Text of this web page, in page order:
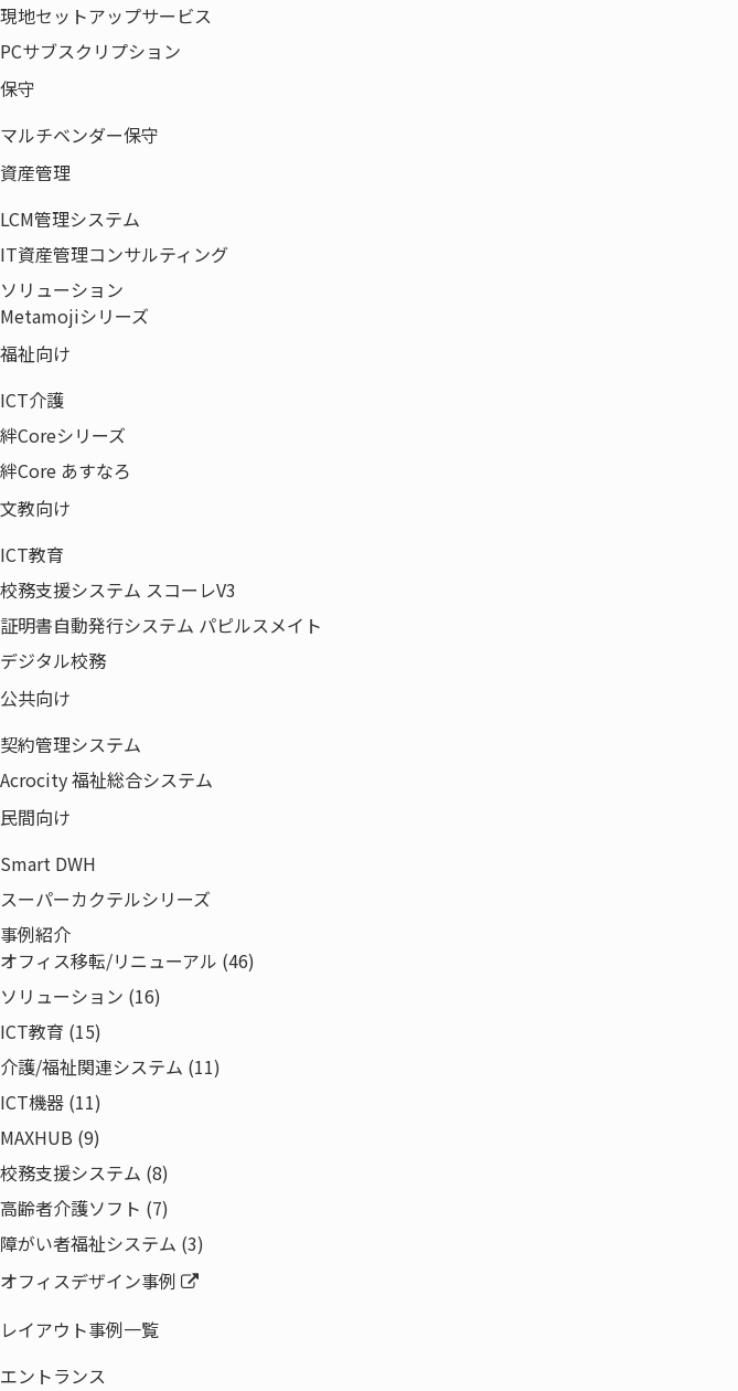
現地セットアップサービス
PCサブスクリプション
保守
マルチベンダー保守
資産管理
LCM管理システム
IT資産管理コンサルティング
ソリューション
Metamojiシリーズ
福祉向け
ICT介護
絆Coreシリーズ
絆Core あすなろ
文教向け
ICT教育
校務支援システム スコーレV3
証明書自動発行システム パピルスメイト
デジタル校務
公共向け
契約管理システム
Acrocity 福祉総合システム
民間向け
Smart DWH
スーパーカクテルシリーズ
事例紹介
オフィス移転/リニューアル (46)
ソリューション (16)
ICT教育 (15)
介護/福祉関連システム (11)
ICT機器 (11)
MAXHUB (9)
校務支援システム (8)
高齢者介護ソフト (7)
障がい者福祉システム (3)
オフィスデザイン事例
レイアウト事例一覧
エントランス
製品・サービス
オフィス環境
ICT
ネットワーク
ライフサイクルマネジメント
ソリューション
事例紹介
特集
企業情報
代表あいさつ
経営理念・事業ドメイン
会社概要
会社沿革
組織図・役員一覧
取得認証一覧
拠点一覧
事業領域
電子公告
サステナビリティビジョン